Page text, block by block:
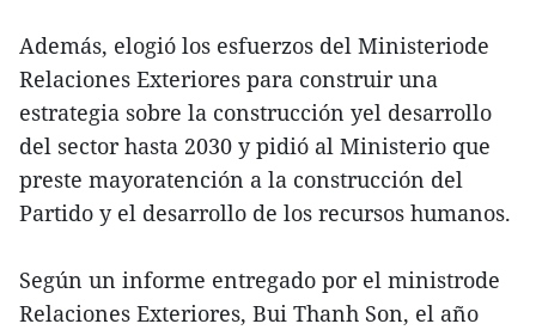
Además, elogió los esfuerzos del Ministeriode
Relaciones Exteriores para construir una
estrategia sobre la construcción yel desarrollo
del sector hasta 2030 y pidió al Ministerio que
preste mayoratención a la construcción del
Partido y el desarrollo de los recursos humanos.
Según un informe entregado por el ministrode
Relaciones Exteriores, Bui Thanh Son, el año